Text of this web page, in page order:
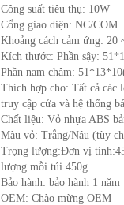
Công suất tiêu thụ: 10W
Cổng giao diện: NC/COM
Khoảng cách cảm ứng: 20
Kích thước: Phần sậy:
Phần nam châm:
Thích hợp cho: Tất cả các
truy cập cửa và hệ thống
Chất liệu: Vỏ nhựa ABS
Màu vỏ: Trắng/Nâu (tùy
Trọng lượng:Đơn vị
lượng mỗi túi 450g
Bảo hành: bảo hành 1 năm
OEM: Chào mừng OEM